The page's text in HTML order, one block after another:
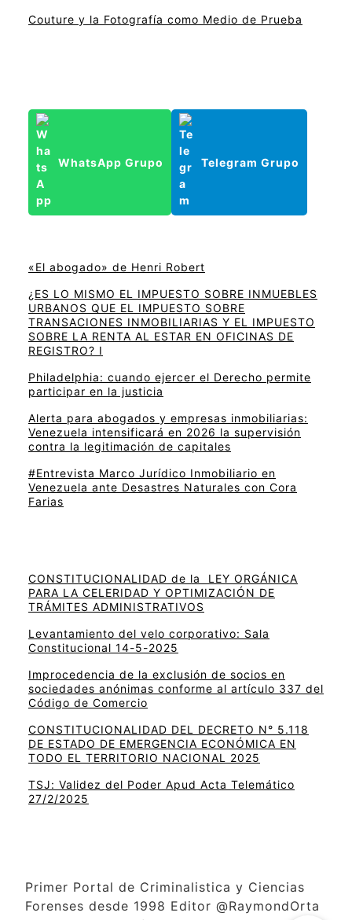
Couture y la Fotografía como Medio de Prueba
WhatsApp Grupo Telegram Grupo
«El abogado» de Henri Robert
¿ES LO MISMO EL IMPUESTO SOBRE INMUEBLES
URBANOS QUE EL IMPUESTO SOBRE
TRANSACIONES INMOBILIARIAS Y EL IMPUESTO
SOBRE LA RENTA AL ESTAR EN OFICINAS DE
REGISTRO? I
Philadelphia: cuando ejercer el Derecho permite
participar en la justicia
Alerta para abogados y empresas inmobiliarias:
Venezuela intensificará en 2026 la supervisión
contra la legitimación de capitales
#Entrevista Marco Jurídico Inmobiliario en
Venezuela ante Desastres Naturales con Cora
Farias
CONSTITUCIONALIDAD de la LEY ORGÁNICA
PARA LA CELERIDAD Y OPTIMIZACIÓN DE
TRÁMITES ADMINISTRATIVOS
Levantamiento del velo corporativo: Sala
Constitucional 14-5-2025
Improcedencia de la exclusión de socios en
sociedades anónimas conforme al artículo 337 del
Código de Comercio
CONSTITUCIONALIDAD DEL DECRETO N° 5.118
DE ESTADO DE EMERGENCIA ECONÓMICA EN
TODO EL TERRITORIO NACIONAL 2025
TSJ: Validez del Poder Apud Acta Telemático
27/2/2025
Primer Portal de Criminalistica y Ciencias
Forenses desde 1998 Editor @RaymondOrta